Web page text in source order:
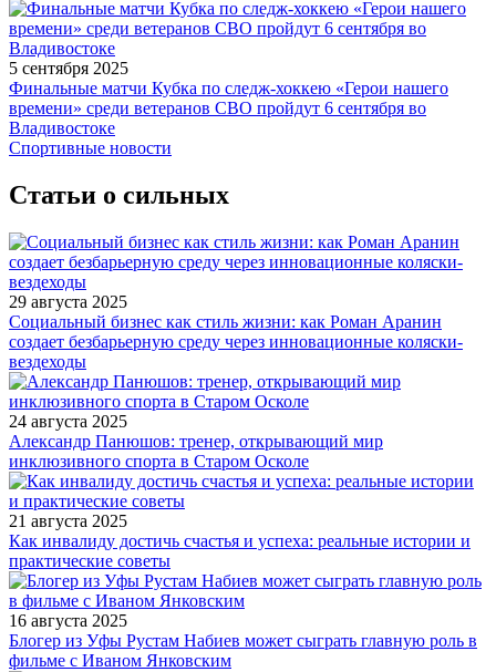
5 сентября 2025
Финальные матчи Кубка по следж-хоккею «Герои нашего
времени» среди ветеранов СВО пройдут 6 сентября во
Владивостоке
Спортивные новости
Статьи о сильных
29 августа 2025
Социальный бизнес как стиль жизни: как Роман Аранин
создает безбарьерную среду через инновационные коляски-
вездеходы
24 августа 2025
Александр Панюшов: тренер, открывающий мир
инклюзивного спорта в Старом Осколе
21 августа 2025
Как инвалиду достичь счастья и успеха: реальные истории и
практические советы
16 августа 2025
Блогер из Уфы Рустам Набиев может сыграть главную роль в
фильме с Иваном Янковским